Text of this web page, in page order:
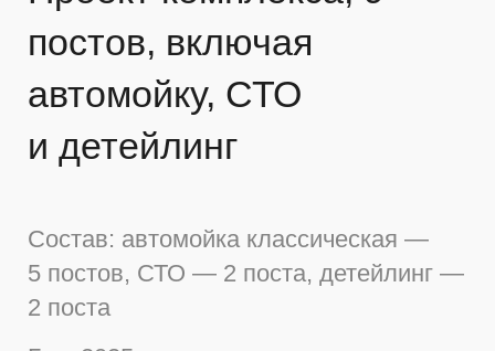
5 постов, СТО — 2 поста, детейлинг —
Год: 2025
г. Москва